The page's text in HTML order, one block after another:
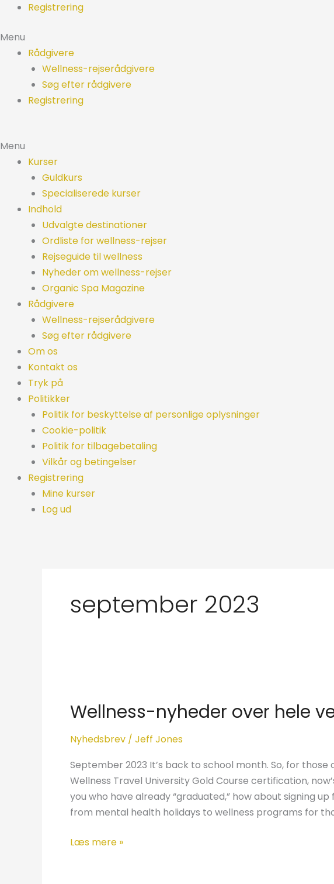
Registrering
Menu
Rådgivere
Wellness-rejserådgivere
Søg efter rådgivere
Registrering
Menu
Kurser
Guldkurs
Specialiserede kurser
Indhold
Udvalgte destinationer
Ordliste for wellness-rejser
Rejseguide til wellness
Nyheder om wellness-rejser
Organic Spa Magazine
Rådgivere
Wellness-rejserådgivere
Søg efter rådgivere
Om os
Kontakt os
Tryk på
Politikker
Politik for beskyttelse af personlige oplysninger
Cookie-politik
Politik for tilbagebetaling
Vilkår og betingelser
Registrering
Mine kurser
Log ud
september 2023
Wellness-nyheder over hele
Nyhedsbrev / Jeff Jones
September 2023 It’s back to school month. So, for
Wellness Travel University Gold Course certification,
you who have already “graduated,” how about signing
from mental health holidays to wellness programs for
over
verden
Læs mere »